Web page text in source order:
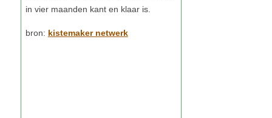
kistemaker netwerk